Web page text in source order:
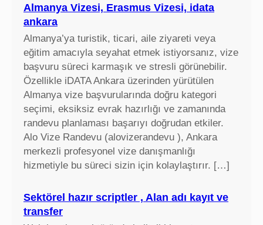
Almanya Vizesi, Erasmus Vizesi, idata
ankara
Almanya’ya turistik, ticari, aile ziyareti veya
eğitim amacıyla seyahat etmek istiyorsanız, vize
başvuru süreci karmaşık ve stresli görünebilir.
Özellikle iDATA Ankara üzerinden yürütülen
Almanya vize başvurularında doğru kategori
seçimi, eksiksiz evrak hazırlığı ve zamanında
randevu planlaması başarıyı doğrudan etkiler.
Alo Vize Randevu (alovizerandevu ), Ankara
merkezli profesyonel vize danışmanlığı
hizmetiyle bu süreci sizin için kolaylaştırır. […]
Sektörel hazır scriptler , Alan adı kayıt ve
transfer